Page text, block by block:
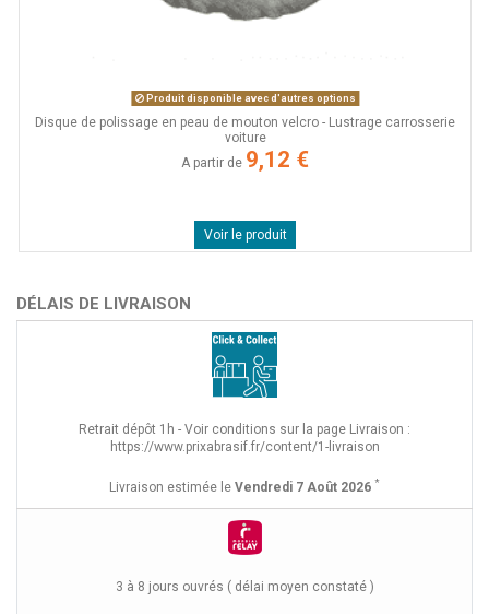
Produit disponible avec d'autres options
Disque de polissage en peau de mouton velcro - Lustrage carrosserie
voiture
A partir de 9,12 €
Voir le produit
DÉLAIS DE LIVRAISON
Retrait dépôt 1h - Voir conditions sur la page Livraison :
https://www.prixabrasif.fr/content/1-livraison
Livraison estimée le Vendredi 7 Août 2026 *
3 à 8 jours ouvrés ( délai moyen constaté )